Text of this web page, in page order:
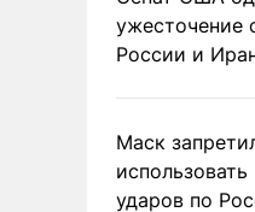
ужесточение
России и
Маск
ударов по